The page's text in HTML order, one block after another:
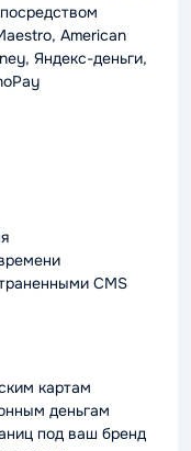
American
Яндекс-деньги,
CMS
картам
деньгам
под ваш бренд